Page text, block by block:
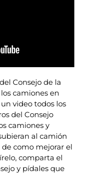
Consejo de la
camiones en
video todos los
del Consejo
camiones y
al camión
como mejorar el
comparta el
y pídales que